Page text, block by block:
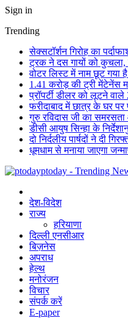
Sign in
Trending
सेक्सटॉर्शन गिरोह का
ट्रक ने दस गायों को कुचला,
वोटर लिस्ट में नाम छूट गया
1.41 करोड़ की ट्री मेंटेनेंस
प्रॉपर्टी डीलर को लूटने
फरीदाबाद में छात्र के घर
गुरु रविदास जी का
डीसी आयुष सिन्हा के
दो निर्दलीय पार्षदों ने दी
धूमधाम से मनाया जाएगा
ptoday - Trending
देश-विदेश
राज्य
हरियाणा
दिल्ली एनसीआर
बिज़नेस
अपराध
हेल्थ
मनोरंजन
विचार
संपर्क करें
E-paper